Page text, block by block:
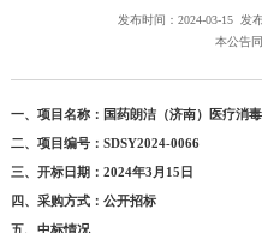
发布时间：2024-03-15
发
本公告
一、项目名称：国药朗洁（济南）医疗消
二、项目编号：SDSY2024-0066
三、开标日期：2024年3月15日
四、采购方式：公开招标
五、中标情况